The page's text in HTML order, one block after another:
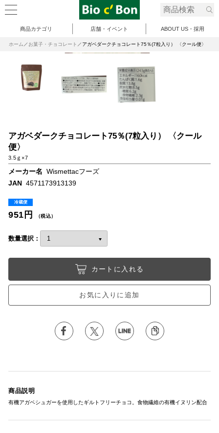
商品カテゴリ 店舗・イベント ABOUT US・採用
ホーム お菓子・チョコレート アガベダークチョコレート75％(7粒入り） 〈クール便〉
アガベダークチョコレート75％(7粒入り） 〈クール
便〉
3.5ｇ×7
メーカー名 Wismettacフーズ
JAN 4571173913139
冷蔵便
951円 （税込）
数量選択：
カートに入れる
お気に入りに追加
商品説明
有機アガベシュガーを使用したギルトフリーチョコ。食物繊維の有機イヌリン配合